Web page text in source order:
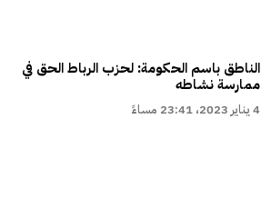
الناطق باسم الحكومة: لحزب الرباط الحق في
ممارسة نشاطه
4 يناير 2023، 23:41 مساءً